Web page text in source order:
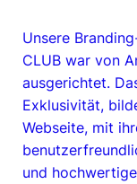
Unsere
CLUB war von
ausgerichtet.
Exklusivität,
Webseite, mit
und